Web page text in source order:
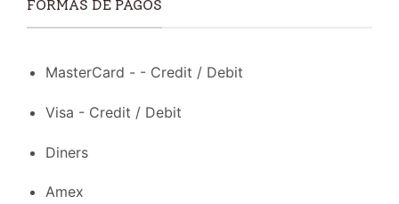
FORMAS DE PAGOS
MasterCard - - Credit / Debit
Visa - Credit / Debit
Diners
Amex